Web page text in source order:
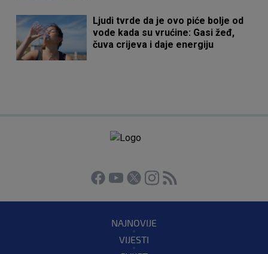
Ljudi tvrde da je ovo piće bolje od
vode kada su vrućine: Gasi žeđ,
čuva crijeva i daje energiju
NAJNOVIJE
VIJESTI